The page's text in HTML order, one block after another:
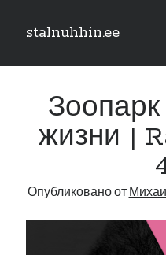
stalnuhhin.ee
Боковая
панель
Поиск
В мире
жизни |
Опубликовано от